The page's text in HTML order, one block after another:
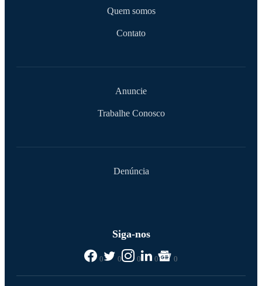
Quem somos
Contato
Anuncie
Trabalhe Conosco
Denúncia
Siga-nos
0 0 0 0 0